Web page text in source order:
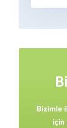
Bizimle
için